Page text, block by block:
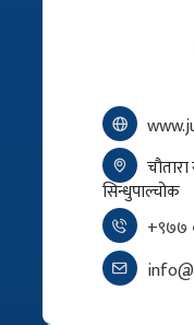
सिन्धुपाल्चोक
+९७७